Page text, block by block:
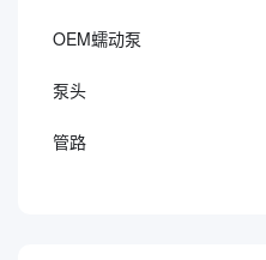
OEM蠕动泵
泵头
管路